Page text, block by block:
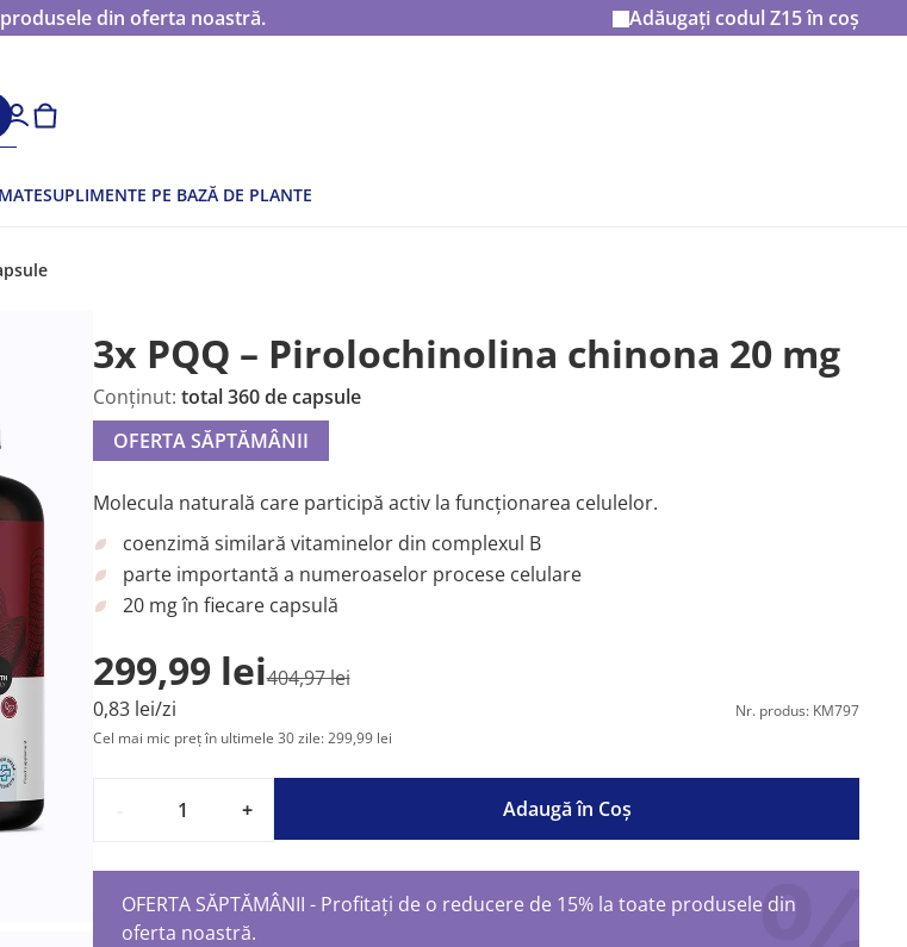
produsele din oferta noastră. Adăugați codul Z15în coș
SUPLIMENTE PE BAZĂ DE PLANTE
3x PQQ – Pirolochinolina chinona 20 mg
Conținut: total 360 de capsule
OFERTA SĂPTĂMÂNII
Molecula naturală care participă activ la funcționarea celulelor.
coenzimă similară vitaminelor din complexul B
parte importantă a numeroaselor procese celulare
20 mg în fiecare capsulă
299,99 lei404,97 lei
0,83 lei/zi
Nr. produs: KM797
Cel mai mic preț în ultimele 30 zile: 299,99 lei
+ Adaugă în Coş
OFERTA SĂPTĂMÂNII - Profitați de o reducere de 15% la toate produsele din
oferta noastră.